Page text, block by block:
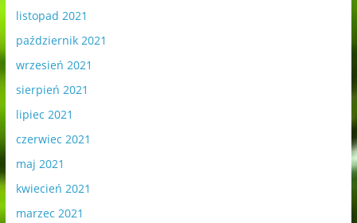
listopad 2021
październik 2021
wrzesień 2021
sierpień 2021
lipiec 2021
czerwiec 2021
maj 2021
kwiecień 2021
marzec 2021